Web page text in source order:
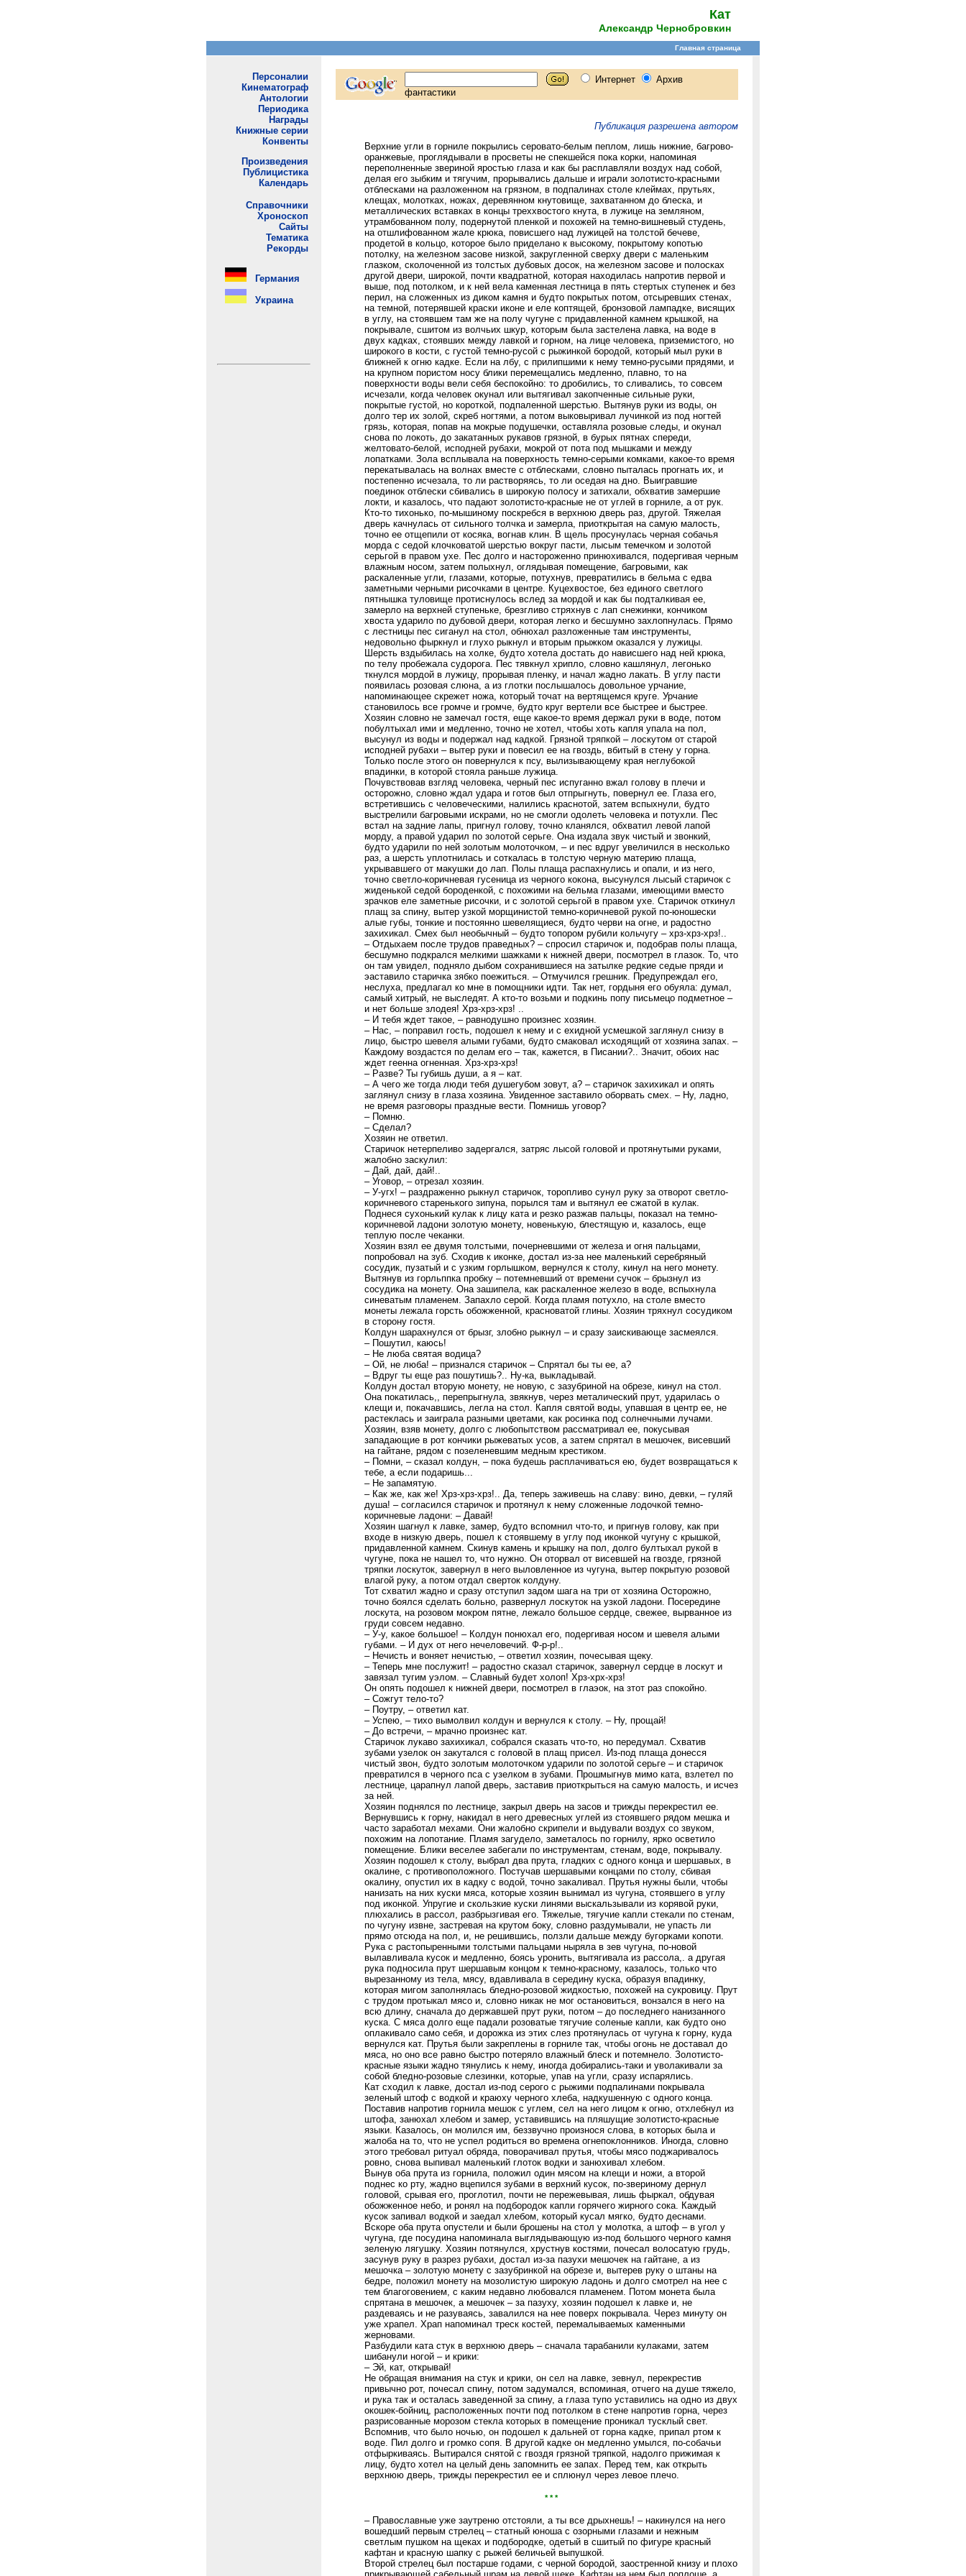
Кат
Александр Чернобровкин
Публикация разрешена автором
Верхние угли в горниле покрылись серовато-белым пеплом, лишь нижние, багрово-
оранжевые, проглядывали в просветы не спекшейся пока корки, напоминая
переполненные звериной яростью глаза и как бы расплавляли воздух над собой,
делая его зыбким и тягучим, прорывались дальше и играли золотисто-красными
отблесками на разложенном на грязном, в подпалинах столе клеймах, прутьях,
клещах, молотках, ножах, деревянном кнутовище, захватанном до блеска, и
металлических вставках в концы треххвостого кнута, в лужице на земляном,
утрамбованном полу, подернутой пленкой и похожей на темно-вишневый студень,
на отшлифованном жале крюка, повисшего над лужицей на толстой бечеве,
продетой в кольцо, которое было приделано к высокому, покрытому копотью
потолку, на железном засове низкой, закругленной сверху двери с маленьким
глазком, сколоченной из толстых дубовых досок, на железном засове и полосках
другой двери, широкой, почти квадратной, которая находилась напротив первой и
выше, под потолком, и к ней вела каменная лестница в пять стертых ступенек и без
перил, на сложенных из диком камня и будто покрытых потом, отсыревших стенах,
на темной, потерявшей краски иконе и еле коптящей, бронзовой лампадке, висящих
в углу, на стоявшем там же на полу чугуне с придавленной камнем крышкой, на
покрывале, сшитом из волчьих шкур, которым была застелена лавка, на воде в
двух кадках, стоявших между лавкой и горном, на лице человека, приземистого, но
широкого в кости, с густой темно-русой с рыжинкой бородой, который мыл руки в
ближней к огню кадке. Если на лбу, с прилипшими к нему темно-русыми прядями, и
на крупном пористом носу блики перемещались медленно, плавно, то на
поверхности воды вели себя беспокойно: то дробились, то сливались, то совсем
исчезали, когда человек окунал или вытягивал закопченные сильные руки,
покрытые густой, но короткой, подпаленной шерстью. Вытянув руки из воды, он
долго тер их золой, скреб ногтями, а потом выковыривал лучинкой из под ногтей
грязь, которая, попав на мокрые подушечки, оставляла розовые следы, и окунал
снова по локоть, до закатанных рукавов грязной, в бурых пятнах спереди,
желтовато-белой, исподней рубахи, мокрой от пота под мышками и между
лопатками. Зола всплывала на поверхность темно-серыми комками, какое-то время
перекатывалась на волнах вместе с отблесками, словно пыталась прогнать их, и
постепенно исчезала, то ли растворяясь, то ли оседая на дно. Выигравшие
поединок отблески сбивались в широкую полосу и затихали, обхватив замершие
локти, и казалось, что падают золотисто-красные не от углей в горниле, а от рук.
Кто-то тихонько, по-мышиному поскребся в верхнюю дверь раз, другой. Тяжелая
дверь качнулась от сильного толчка и замерла, приоткрытая на самую малость,
точно ее отщепили от косяка, вогнав клин. В щель просунулась черная собачья
морда с седой клочковатой шерстью вокруг пасти, лысым темечком и золотой
серьгой в правом ухе. Пес долго и настороженно принюхивался, подергивая черным
влажным носом, затем полыхнул, оглядывая помещение, багровыми, как
раскаленные угли, глазами, которые, потухнув, превратились в бельма с едва
заметными черными рисочками в центре. Куцехвостое, без единого светлого
пятнышка туловище протиснулось вслед за мордой и как бы подталкивая ее,
замерло на верхней ступеньке, брезгливо стряхнув с лап снежинки, кончиком
хвоста ударило по дубовой двери, которая легко и бесшумно захлопнулась. Прямо
с лестницы пес сиганул на стол, обнюхал разложенные там инструменты,
недовольно фыркнул и глухо рыкнул и вторым прыжком оказался у лужицы.
Шерсть вздыбилась на холке, будто хотела достать до нависшего над ней крюка,
по телу пробежала судорога. Пес тявкнул хрипло, словно кашлянул, легонько
ткнулся мордой в лужицу, прорывая пленку, и начал жадно лакать. В углу пасти
появилась розовая слюна, а из глотки послышалось довольное урчание,
напоминающее скрежет ножа, который точат на вертящемся круге. Урчание
становилось все громче и громче, будто круг вертели все быстрее и быстрее.
Хозяин словно не замечал гостя, еще какое-то время держал руки в воде, потом
побултыхал ими и медленно, точно не хотел, чтобы хоть капля упала на пол,
высунул из воды и подержал над кадкой. Грязной тряпкой – лоскутом от старой
исподней рубахи – вытер руки и повесил ее на гвоздь, вбитый в стену у горна.
Только после этого он повернулся к псу, вылизывающему края неглубокой
впадинки, в которой стояла раньше лужица.
Почувствовав взгляд человека, черный пес испуганно вжал голову в плечи и
осторожно, словно ждал удара и готов был отпрыгнуть, повернул ее. Глаза его,
встретившись с человеческими, налились краснотой, затем вспыхнули, будто
выстрелили багровыми искрами, но не смогли одолеть человека и потухли. Пес
встал на задние лапы, пригнул голову, точно кланялся, обхватил левой лапой
морду, а правой ударил по золотой серьге. Она издала звук чистый и звонкий,
будто ударили по ней золотым молоточком, – и пес вдруг увеличился в несколько
раз, а шерсть уплотнилась и соткалась в толстую черную материю плаща,
укрывавшего от макушки до лап. Полы плаща распахнулись и опали, и из него,
точно светло-коричневая гусеница из черного кокона, высунулся лысый старичок с
жиденькой седой бороденкой, с похожими на бельма глазами, имеющими вместо
зрачков еле заметные рисочки, и с золотой серьгой в правом ухе. Старичок откинул
плащ за спину, вытер узкой морщинистой темно-коричневой рукой по-юношески
алые губы, тонкие и постоянно шевелящиеся, будто черви на огне, и радостно
захихикал. Смех был необычный – будто топором рубили кольчугу – хрз-хрз-хрз!..
– Отдыхаем после трудов праведных? – спросил старичок и, подобрав полы плаща,
бесшумно подкрался мелкими шажками к нижней двери, посмотрел в глазок. То, что
он там увидел, подняло дыбом сохранившиеся на затылке редкие седые пряди и
эаставило старичка зябко поежиться. – Отмучился грешник. Предупреждал его,
неслуха, предлагал ко мне в помощники идти. Так нет, гордыня его обуяла: думал,
самый хитрый, не выследят. А кто-то возьми и подкинь попу письмецо подметное –
и нет больше злодея! Хрз-хрз-хрз! ..
– И тебя ждет такое, – равнодушно произнес хозяин.
– Нас, – поправил гость, подошел к нему и с ехидной усмешкой заглянул снизу в
лицо, быстро шевеля алыми губами, будто смаковал исходящий от хозяина запах. –
Каждому воздастся по делам его – так, кажется, в Писании?.. Значит, обоих нас
ждет геенна огненная. Хрз-хрз-хрз!
– Разве? Ты губишь души, а я – кат.
– А чего же тогда люди тебя душегубом зовут, а? – старичок захихикал и опять
заглянул снизу в глаза хозяина. Увиденное заставило оборвать смех. – Ну, ладно,
не время разговоры праздные вести. Помнишь уговор?
– Помню.
– Сделал?
Хозяин не ответил.
Старичок нетерпеливо задергался, затряс лысой головой и протянутыми руками,
жалобно заскулил:
– Дай, дай, дай!..
– Уговор, – отрезал хозяин.
– У-угх! – раздраженно рыкнул старичок, торопливо сунул руку за отворот светло-
коричневого старенького зипуна, порылся там и вытянул ее сжатой в кулак.
Поднеся сухонький кулак к лицу ката и резко разжав пальцы, показал на темно-
коричневой ладони золотую монету, новенькую, блестящую и, казалось, еще
теплую после чеканки.
Хозяин взял ее двумя толстыми, почерневшими от железа и огня пальцами,
попробовал на зуб. Сходив к иконке, достал из-за нее маленький серебряный
сосудик, пузатый и с узким горлышком, вернулся к столу, кинул на него монету.
Вытянув из горльппка пробку – потемневший от времени сучок – брызнул из
сосудика на монету. Она зашипела, как раскаленное железо в воде, вспыхнула
синеватым пламенем. Запахло серой. Когда пламя потухло, на столе вместо
монеты лежала горсть обожженной, красноватой глины. Хозяин тряхнул сосудиком
в сторону гостя.
Колдун шарахнулся от брызг, злобно рыкнул – и сразу заискивающе засмеялся.
– Пошутил, каюсь!
– Не люба святая водица?
– Ой, не люба! – признался старичок – Спрятал бы ты ее, а?
– Вдруг ты еще раз пошутишь?.. Ну-ка, выкладывай.
Колдун достал вторую монету, не новую, с зазубриной на обрезе, кинул на стол.
Она покатилась,, перепрыгнула, звякнув, через металический прут, ударилась о
клещи и, покачавшись, легла на стол. Капля святой воды, упавшая в центр ее, не
растеклась и заиграла разными цветами, как росинка под солнечными лучами.
Хозяин, взяв монету, долго с любопытством рассматривал ее, покусывая
западающие в рот кончики рыжеватых усов, а затем спрятал в мешочек, висевший
на гайтане, рядом с позеленевшим медным крестиком.
– Помни, – сказал колдун, – пока будешь расплачиваться ею, будет возвращаться к
тебе, а если подаришь...
– Не запамятую.
– Как же, как же! Хрз-хрз-хрз!.. Да, теперь заживешь на славу: вино, девки, – гуляй
душа! – согласился старичок и протянул к нему сложенные лодочкой темно-
коричневые ладони: – Давай!
Хозяин шагнул к лавке, замер, будто вспомнил что-то, и пригнув голову, как при
входе в низкую дверь, пошел к стоявшему в углу под иконкой чугуну с крышкой,
придавленной камнем. Скинув камень и крышку на пол, долго бултыхал рукой в
чугуне, пока не нашел то, что нужно. Он оторвал от висевшей на гвозде, грязной
тряпки лоскуток, завернул в него выловленное из чугуна, вытер покрытую розовой
влагой руку, а потом отдал сверток колдуну.
Тот схватил жадно и сразу отступил задом шага на три от хозяина Осторожно,
точно боялся сделать больно, развернул лоскуток на узкой ладони. Посередине
лоскута, на розовом мокром пятне, лежало большое сердце, свежее, вырванное из
груди совсем недавно.
– У-у, какое большое! – Колдун понюхал его, подергивая носом и шевеля алыми
губами. – И дух от него нечеловечий. Ф-р-р!..
– Нечисть и воняет нечистью, – ответил хозяин, почесывая щеку.
– Теперь мне послужит! – радостно сказал старичок, завернул сердце в лоскут и
завязал тугим уэлом. – Славный будет холоп! Хрз-хрх-хрз!
Он опять подошел к нижней двери, посмотрел в глаэок, на зтот раз спокойно.
– Сожгут тело-то?
– Поутру, – ответил кат.
– Успею, – тихо вымолвил колдун и вернулся к столу. – Ну, прощай!
– До встречи, – мрачно произнес кат.
Старичок лукаво захихикал, собрался сказать что-то, но передумал. Схватив
зубами узелок он закутался с головой в плащ присел. Из-под плаща донесся
чистый звон, будто золотым молоточком ударили по золотой серьге – и старичок
превратился в черного пса с узелком в зубами. Прошмыгнув мимо ката, взлетел по
лестнице, царапнул лапой дверь, заставив приоткрыться на самую малость, и исчез
за ней.
Хозяин поднялся по лестнице, закрыл дверь на засов и трижды перекрестил ее.
Вернувшись к горну, накидал в него древесных углей из стоявшего рядом мешка и
часто заработал мехами. Они жалобно скрипели и выдували воздух со звуком,
похожим на лопотание. Пламя загудело, заметалось по горнилу, ярко осветило
помещение. Блики веселее забегали по инструментам, стенам, воде, покрывалу.
Хозяин подошел к столу, выбрал два прута, гладких с одного конца и шершавых, в
окалине, с противоположного. Постучав шершавыми концами по столу, сбивая
окалину, опустил их в кадку с водой, точно закаливал. Прутья нужны были, чтобы
нанизать на них куски мяса, которые хозяин вынимал из чугуна, стоявшего в углу
под иконкой. Упругие и скользкие куски линями выскальзывали из корявой руки,
плюхались в рассол, разбрызгивая его. Тяжелые, тягучие капли стекали по стенам,
по чугуну извне, застревая на крутом боку, словно раздумывали, не упасть ли
прямо отсюда на пол, и, не решившись, ползли дальше между бугорками копоти.
Рука с растопыренными толстыми пальцами ныряла в зев чугуна, по-новой
вылавливала кусок и медленно, боясь уронить, вытягивала из рассола,. а другая
рука подносила прут шершавым концом к темно-красному, казалось, только что
вырезанному из тела, мясу, вдавливала в середину куска, образуя впадинку,
которая мигом заполнялась бледно-розовой жидкостью, похожей на сукровицу. Прут
с трудом протыкал мясо и, словно никак не мог остановиться, вонзался в него на
всю длину, сначала до державшей прут руки, потом – до последнего нанизанного
куска. С мяса долго еще падали розоватые тягучие соленые капли, как будто оно
оплакивало само себя, и дорожка из этих слез протянулась от чугуна к горну, куда
вернулся кат. Прутья были закреплены в горниле так, чтобы огонь не доставал до
мяса, но оно все равно быстро потеряло влажный блеск и потемнело. Золотисто-
красные языки жадно тянулись к нему, иногда добирались-таки и уволакивали за
собой бледно-розовые слезинки, которые, упав на угли, сразу испарялись.
Кат сходил к лавке, достал из-под серого с рыжими подпалинами покрывала
зеленый штоф с водкой и краюху черного хлеба, надкушенную с одного конца.
Поставив напротив горнила мешок с углем, сел на него лицом к огню, отхлебнул из
штофа, занюхал хлебом и замер, уставившись на пляшущие золотисто-красные
языки. Казалось, он молился им, беззвучно произнося слова, в которых была и
жалоба на то, что не успел родиться во времена огнепоклонников. Иногда, словно
этого требовал ритуал обряда, поворачивал прутья, чтобы мясо поджаривалось
ровно, снова выпивал маленький глоток водки и занюхивал хлебом.
Вынув оба прута из горнила, положил один мясом на клещи и ножи, а второй
поднес ко рту, жадно вцепился зубами в верхний кусок, по-звериному дернул
головой, срывая его, проглотил, почти не пережевывая, лишь фыркал, обдувая
обожженное небо, и ронял на подбородок капли горячего жирного сока. Каждый
кусок запивал водкой и заедал хлебом, который кусал мягко, будто деснами.
Вскоре оба прута опустели и были брошены на стол у молотка, а штоф – в угол у
чугуна, где посудина напоминала выглядывающую из-под большого черного камня
зеленую лягушку. Хозяин потянулся, хрустнув костями, почесал волосатую грудь,
засунув руку в разрез рубахи, достал из-за пазухи мешочек на гайтане, а из
мешочка – золотую монету с зазубринкой на обрезе и, вытерев руку о штаны на
бедре, положил монету на мозолистую широкую ладонь и долго смотрел на нее с
тем благоговением, с каким недавно любовался пламенем. Потом монета была
спрятана в мешочек, а мешочек – за пазуху, хозяин подошел к лавке и, не
раздеваясь и не разуваясь, завалился на нее поверх покрывала. Через минуту он
уже храпел. Храп напоминал треск костей, перемалываемых каменными
жерновами.
Разбудили ката стук в верхнюю дверь – сначала тарабанили кулаками, затем
шибанули ногой – и крики:
– Эй, кат, открывай!
Не обращая внимания на стук и крики, он сел на лавке, зевнул, перекрестив
привычно рот, почесал спину, потом задумался, вспоминая, отчего на душе тяжело,
и рука так и осталась заведенной за спину, а глаза тупо уставились на одно из двух
окошек-бойниц, расположенных почти под потолком в стене напротив горна, через
разрисованные морозом стекла которых в помещение проникал тусклый свет.
Вспомнив, что было ночью, он подошел к дальней от горна кадке, припал ртом к
воде. Пил долго и громко сопя. В другой кадке он медленно умылся, по-собачьи
отфыркиваясь. Вытирался снятой с гвоздя грязной тряпкой, надолго прижимая к
лицу, будто хотел на целый день запомнить ее запах. Перед тем, как открыть
верхнюю дверь, трижды перекрестил ее и сплюнул через левое плечо.
* * *
– Православные уже заутреню отстояли, а ты все дрыхнешь! – накинулся на него
вошедший первым стрелец – статный юноша с озорными глазами и нежным
светлым пушком на щеках и подбородке, одетый в сшитый по фигуре красный
кафтан и красную шапку с рыжей беличьей выпушкой.
Второй стрелец был постарше годами, с черной бородой, заостренной книзу и плохо